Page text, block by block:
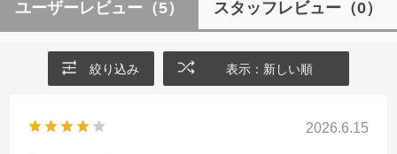
ユーザーレビュー （5） スタッフレビュー （0）
絞り込み 表示：新しい順
2026.6.15